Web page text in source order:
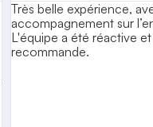
Très belle expérience,
accompagnement sur
L'équipe a été réactive
recommande.